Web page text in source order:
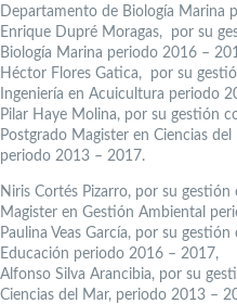
Departamento de Biología Marina
Enrique Dupré Moragas, por su
Biología Marina periodo 2016 –
Héctor Flores Gatica, por su
Ingeniería en Acuicultura periodo
Pilar Haye Molina, por su gestión
Postgrado Magister en Ciencias
periodo 2013 – 2017.
Niris Cortés Pizarro, por su
Magister en Gestión Ambiental
Paulina Veas García, por su
Educación periodo 2016 – 2017,
Alfonso Silva Arancibia, por su
Ciencias del Mar, periodo 2013 –